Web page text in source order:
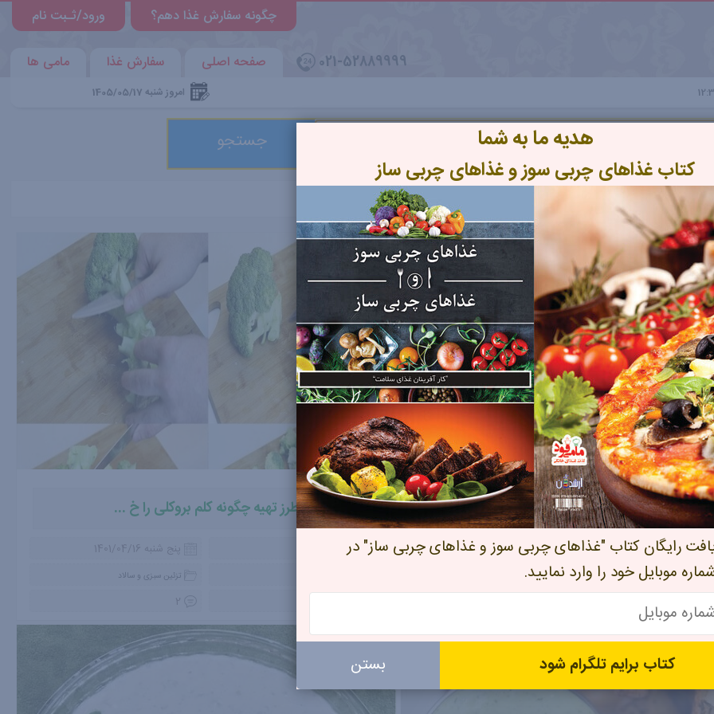
ورود/ثـبت نام چگونه سفارش غذا دهم؟
مامی ها سفارش غذا صفحه اصلی 021-52889999
امروز شنبه 1405/05/17
جستجو
طرز تهیه سالاد شیرازی
سه شنبه 1402/08/02
تزئین سبزی و سالاد
آمـوزش آشپـزی
طرز تهیه چگونه کلم بروکلی را خ ...
شیرین میرکرمی پنج شنبه 1401/04/16
تزئین سبزی و سالاد
2
هدیه ما به شما
کتاب غذاهای چربی سوز و غذاهای چربی ساز
رایگان کتاب "غذاهای چربی سوز و غذاهای چربی ساز" در
موبایل خود را وارد نمایید.
بستن کتاب برایم تلگرام شود